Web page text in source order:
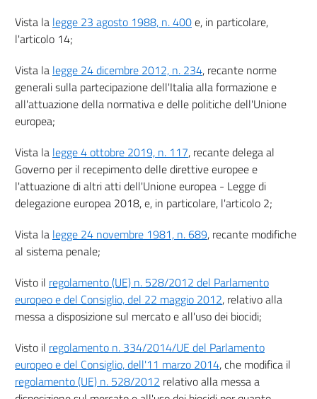
Vista la legge 23 agosto 1988, n. 400e, in particolare,
l'articolo 14;
Vista la legge 24 dicembre 2012, n. 234, recante norme
generali sulla partecipazione dell'Italia alla formazione e
all'attuazione della normativa e delle politiche dell'Unione
europea;
Vista la legge 4 ottobre 2019, n. 117, recante delega al
Governo per il recepimento delle direttive europee e
l'attuazione di altri atti dell'Unione europea - Legge di
delegazione europea 2018, e, in particolare, l'articolo 2;
Vista la legge 24 novembre 1981, n. 689, recante modifiche
al sistema penale;
Visto il regolamento (UE) n. 528/2012 del Parlamento
europeo e del Consiglio, del 22 maggio 2012, relativo alla
messa a disposizione sul mercato e all'uso dei biocidi;
Visto il regolamento n. 334/2014/UE del Parlamento
europeo e del Consiglio, dell'11 marzo 2014, che modifica il
regolamento (UE) n. 528/2012 relativo alla messa a